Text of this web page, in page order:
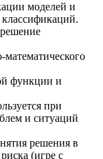
моделей и
функции и
при
и ситуаций
решения в
(игре с